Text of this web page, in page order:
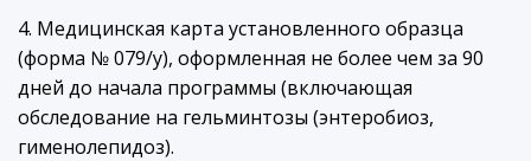
4. Медицинская карта установленного образца
(форма № 079/у), оформленная не более чем за 90
дней до начала программы (включающая
обследование на гельминтозы (энтеробиоз,
гименолепидоз).